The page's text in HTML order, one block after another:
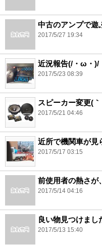
中古のアンプで遊
2017/5/27 19:34
近況報告(/・ω・)/
2017/5/23 08:39
スピーカー変更(
2017/5/21 04:46
近所で機関車が見
2017/5/17 03:15
前使用者の熱さが
2017/5/14 04:16
良い物見つけまし
2017/5/13 15:40